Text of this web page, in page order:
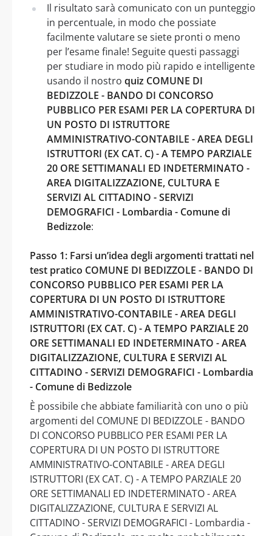
Il risultato sarà comunicato con un punteggio
in percentuale, in modo che possiate
facilmente valutare se siete pronti o meno
per l’esame finale! Seguite questi passaggi
per studiare in modo più rapido e intelligente
usando il nostro quiz COMUNE DI
BEDIZZOLE - BANDO DI CONCORSO
PUBBLICO PER ESAMI PER LA COPERTURA DI
UN POSTO DI ISTRUTTORE
AMMINISTRATIVO-CONTABILE - AREA DEGLI
ISTRUTTORI (EX CAT. C) - A TEMPO PARZIALE
20 ORE SETTIMANALI ED INDETERMINATO -
AREA DIGITALIZZAZIONE, CULTURA E
SERVIZI AL CITTADINO - SERVIZI
DEMOGRAFICI - Lombardia - Comune di
Bedizzole:
Passo 1: Farsi un’idea degli argomenti trattati nel
test pratico COMUNE DI BEDIZZOLE - BANDO DI
CONCORSO PUBBLICO PER ESAMI PER LA
COPERTURA DI UN POSTO DI ISTRUTTORE
AMMINISTRATIVO-CONTABILE - AREA DEGLI
ISTRUTTORI (EX CAT. C) - A TEMPO PARZIALE 20
ORE SETTIMANALI ED INDETERMINATO - AREA
DIGITALIZZAZIONE, CULTURA E SERVIZI AL
CITTADINO - SERVIZI DEMOGRAFICI - Lombardia
- Comune di Bedizzole
È possibile che abbiate familiarità con uno o più
argomenti del COMUNE DI BEDIZZOLE - BANDO
DI CONCORSO PUBBLICO PER ESAMI PER LA
COPERTURA DI UN POSTO DI ISTRUTTORE
AMMINISTRATIVO-CONTABILE - AREA DEGLI
ISTRUTTORI (EX CAT. C) - A TEMPO PARZIALE 20
ORE SETTIMANALI ED INDETERMINATO - AREA
DIGITALIZZAZIONE, CULTURA E SERVIZI AL
CITTADINO - SERVIZI DEMOGRAFICI - Lombardia -